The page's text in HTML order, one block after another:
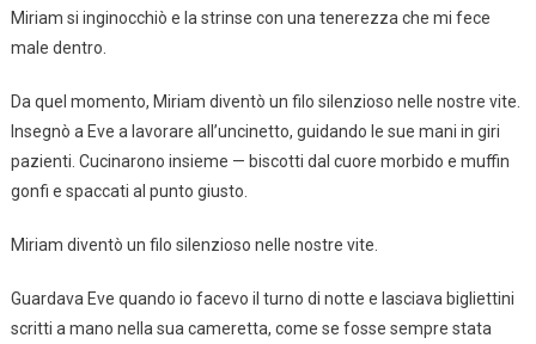
Miriam si inginocchiò e la strinse con una tenerezza che mi fece
male dentro.
Da quel momento, Miriam diventò un filo silenzioso nelle nostre vite.
Insegnò a Eve a lavorare all’uncinetto, guidando le sue mani in giri
pazienti. Cucinarono insieme — biscotti dal cuore morbido e muffin
gonfi e spaccati al punto giusto.
Miriam diventò un filo silenzioso nelle nostre vite.
Guardava Eve quando io facevo il turno di notte e lasciava bigliettini
scritti a mano nella sua cameretta, come se fosse sempre stata